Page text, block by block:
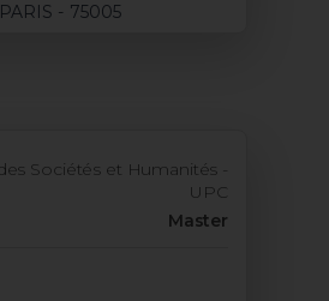
PARIS - 75005
Sociétés et Humanités -
UPC
Master